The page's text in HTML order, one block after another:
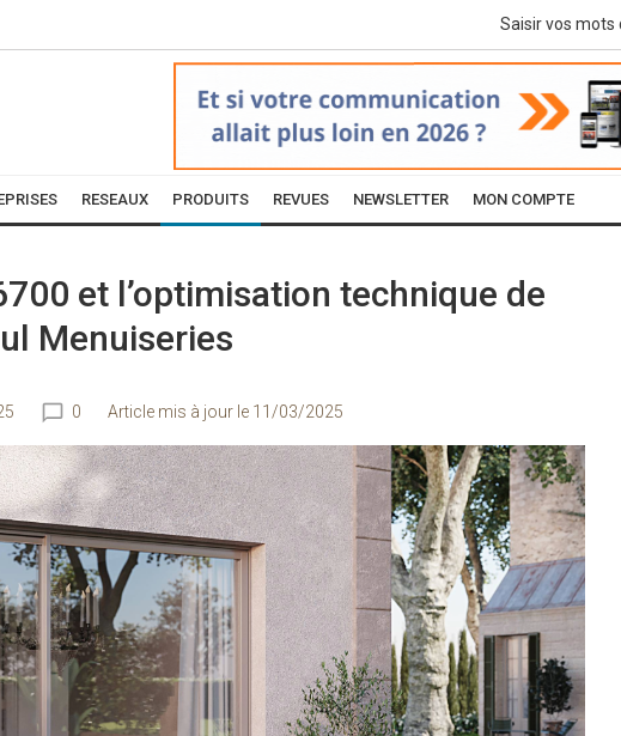
RESEAUX PRODUITS REVUES NEWSLETTER MON COMPTE
et l’optimisation technique de
Menuiseries
0 Article mis à jour le 11/03/2025